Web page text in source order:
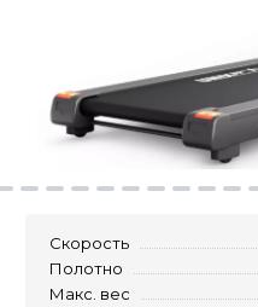
Скорость
Полотно
Макс. вес